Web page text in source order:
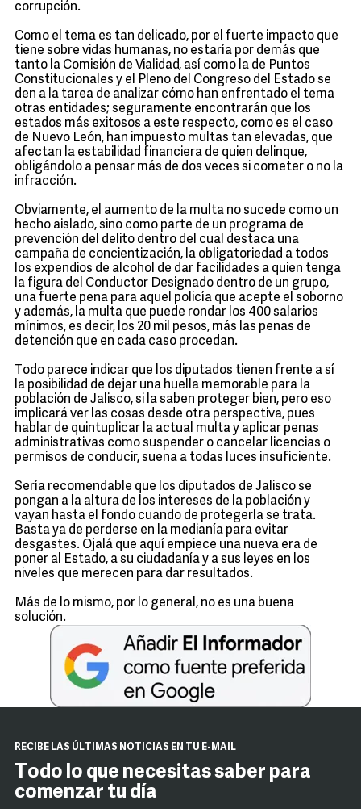
corrupción.
Como el tema es tan delicado, por el fuerte impacto que
tiene sobre vidas humanas, no estaría por demás que
tanto la Comisión de Vialidad, así como la de Puntos
Constitucionales y el Pleno del Congreso del Estado se
den a la tarea de analizar cómo han enfrentado el tema
otras entidades; seguramente encontrarán que los
estados más exitosos a este respecto, como es el caso
de Nuevo León, han impuesto multas tan elevadas, que
afectan la estabilidad financiera de quien delinque,
obligándolo a pensar más de dos veces si cometer o no la
infracción.
Obviamente, el aumento de la multa no sucede como un
hecho aislado, sino como parte de un programa de
prevención del delito dentro del cual destaca una
campaña de concientización, la obligatoriedad a todos
los expendios de alcohol de dar facilidades a quien tenga
la figura del Conductor Designado dentro de un grupo,
una fuerte pena para aquel policía que acepte el soborno
y además, la multa que puede rondar los 400 salarios
mínimos, es decir, los 20 mil pesos, más las penas de
detención que en cada caso procedan.
Todo parece indicar que los diputados tienen frente a sí
la posibilidad de dejar una huella memorable para la
población de Jalisco, si la saben proteger bien, pero eso
implicará ver las cosas desde otra perspectiva, pues
hablar de quintuplicar la actual multa y aplicar penas
administrativas como suspender o cancelar licencias o
permisos de conducir, suena a todas luces insuficiente.
Sería recomendable que los diputados de Jalisco se
pongan a la altura de los intereses de la población y
vayan hasta el fondo cuando de protegerla se trata.
Basta ya de perderse en la medianía para evitar
desgastes. Ojalá que aquí empiece una nueva era de
poner al Estado, a su ciudadanía y a sus leyes en los
niveles que merecen para dar resultados.
Más de lo mismo, por lo general, no es una buena
solución.
RECIBE LAS ÚLTIMAS NOTICIAS EN TU E-MAIL
Todo lo que necesitas saber para
comenzar tu día